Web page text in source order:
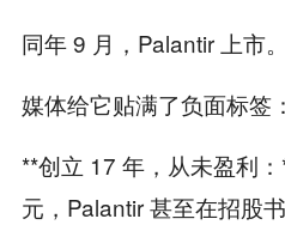
同年 9 月，Palantir 上市。
媒体给它贴满了负面标签：
**创立 17 年，从未盈利
元，Palantir 甚至在招股